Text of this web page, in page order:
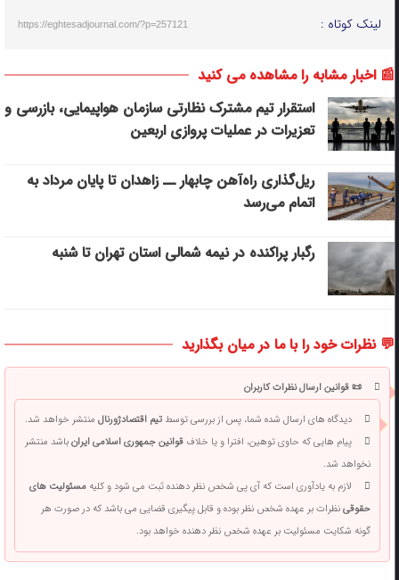
لینک کوتاه : https://eghtesadjournal.com/?p=257121
📰 اخبار مشابه را مشاهده می کنید
استقرار تیم مشترک نظارتی سازمان هواپیمایی، بازرسی و
تعزیرات در عملیات پروازی اربعین
ریل‌گذاری راه‌آهن چابهار ــ زاهدان تا پایان مرداد به
اتمام می‌رسد
رگبار پراکنده در نیمه شمالی استان تهران تا شنبه
💬 نظرات خود را با ما در میان بگذارید
📜 قوانین ارسال نظرات کاربران
دیدگاه های ارسال شده شما، پس از بررسی توسطتیم اقتصادژورنالمنتشر خواهد شد.
پیام هایی که حاوی توهین، افترا و یا خلافقوانین جمهوری اسلامی ایرانباشد منتشر
نخواهد شد.
لازم به یادآوری است که آی پی شخص نظر دهنده ثبت می شود و کلیهمسئولیت های
حقوقینظرات بر عهده شخص نظر بوده و قابل پیگیری قضایی می باشد که در صورت هر
گونه شکایت مسئولیت بر عهده شخص نظر دهنده خواهد بود.